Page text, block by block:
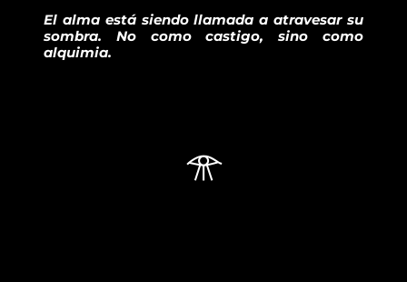
El alma está siendo llamada a atravesar su
sombra. No como castigo, sino como
alquimia.
𓁿